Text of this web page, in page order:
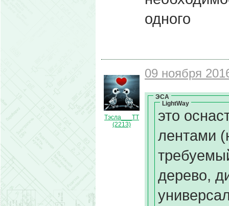
одного
Тэсла___ТТ
(2213)
09 ноября
ЭСА
LightWay
это
лентами
дерево,